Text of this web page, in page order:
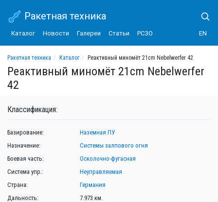
Ракетная техника
Каталог Новости Галереи Статьи РСЗО EN
Ракетная техника Каталог Реактивный миномёт 21cm Nebelwerfer 42
Реактивный миномёт 21cm Nebelwerfer
42
Классификация:
Базирование:
Наземная ПУ
Назначение:
Системы залпового огня
Боевая часть:
Осколочно-фугасная
Система упр.:
Неуправляемая
Страна:
Германия
Дальность:
7.973 км.